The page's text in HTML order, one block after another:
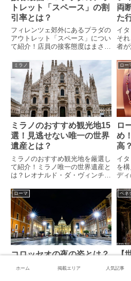
トレット「スペース」の割
引率とは？
フィレンツェ郊外にあるプラダの
アウトレット「スペース」につい
て紹介！店員の接客態度はまさか
のカラーは何色が多め？平日15
時以降の店内の様子とは？商品構
成や値段感について解説。行き方
も掲載しています！
両
た
イ
そ
者
移
男
出
特
ミラノ
ミラノのおすすめ観光地15
選！見逃せない唯一の世界
遺産とは？
ミラノのおすすめ観光地を厳選し
て紹介！ミラノ唯一の世界遺産と
は？レオナルド・ダ・ヴィンチの
た！その場所は？スフォルツェス
コ城で注意すべき点とは？教会、
博物館、買い物スポットもカバ
ー。旅行計画中の方は必見です！
ロー
ロ
め
高？
イ
を
ディ
は
た
な
ローマ
コロッセオの夜の姿とは？
ローマの夜景観光ガイド！
ベネ
【
タ
ホーム 掲載エリア 人気記事